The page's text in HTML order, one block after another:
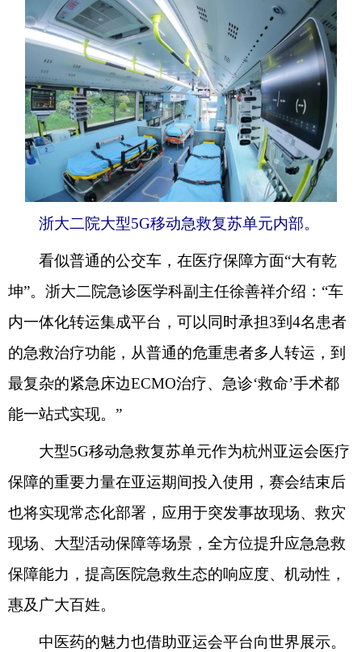
浙大二院大型5G移动急救复苏单元内部。
看似普通的公交车，在医疗保障方面“大有乾
坤”。浙大二院急诊医学科副主任徐善祥介绍：“车
内一体化转运集成平台，可以同时承担3到4名患者
的急救治疗功能，从普通的危重患者多人转运，到
最复杂的紧急床边ECMO治疗、急诊‘救命’手术都
能一站式实现。”
大型5G移动急救复苏单元作为杭州亚运会医疗
保障的重要力量在亚运期间投入使用，赛会结束后
也将实现常态化部署，应用于突发事故现场、救灾
现场、大型活动保障等场景，全方位提升应急急救
保障能力，提高医院急救生态的响应度、机动性，
惠及广大百姓。
中医药的魅力也借助亚运会平台向世界展示。